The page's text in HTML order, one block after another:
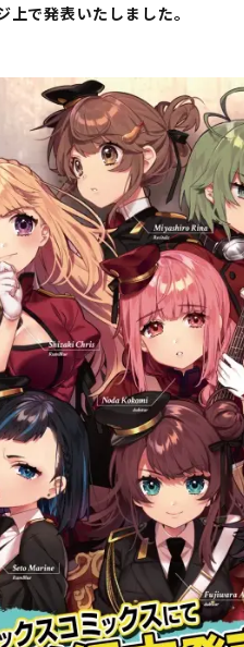
で発表いたしました。